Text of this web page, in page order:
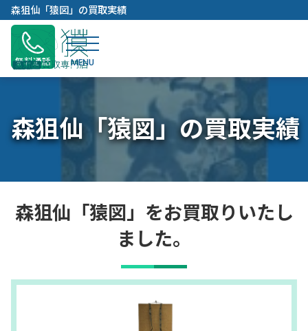
容
キ
プ
森狙仙「猿図」の買取実績
無料通話
森狙仙「猿図」の買取実績
森狙仙「猿図」をお買取りいたし
ました。